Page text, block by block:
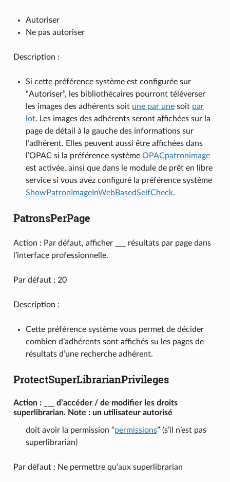
Autoriser
Ne pas autoriser
Description :
Si cette préférence système est configurée sur
“Autoriser”, les bibliothécaires pourront téléverser
les images des adhérents soit une par unesoit par
lot. Les images des adhérents seront affichées sur la
page de détail à la gauche des informations sur
l’adhérent. Elles peuvent aussi être affichées dans
l’OPAC si la préférence système OPACpatronimage
est activée, ainsi que dans le module de prêt en libre
service si vous avez configuré la préférence système
ShowPatronImageInWebBasedSelfCheck.
PatronsPerPage
Action : Par défaut, afficher ___ résultats par page dans
l’interface professionnelle.
Par défaut : 20
Description :
Cette préférence système vous permet de décider
combien d’adhérents sont affichés su les pages de
résultats d’une recherche adhérent.
ProtectSuperLibrarianPrivileges
Action : ___ d’accéder / de modifier les droits
superlibrarian. Note : un utilisateur autorisé
doit avoir la permission “permissions” (s’il n’est pas
superlibrarian)
Par défaut : Ne permettre qu’aux superlibrarian